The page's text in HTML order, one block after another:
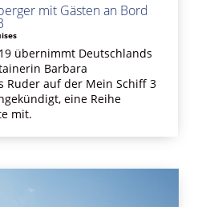
mit Gästen an Bord
übernimmt Deutschlands
Barbara
Ruder auf der Mein Schiff 3
eine Reihe
mit.